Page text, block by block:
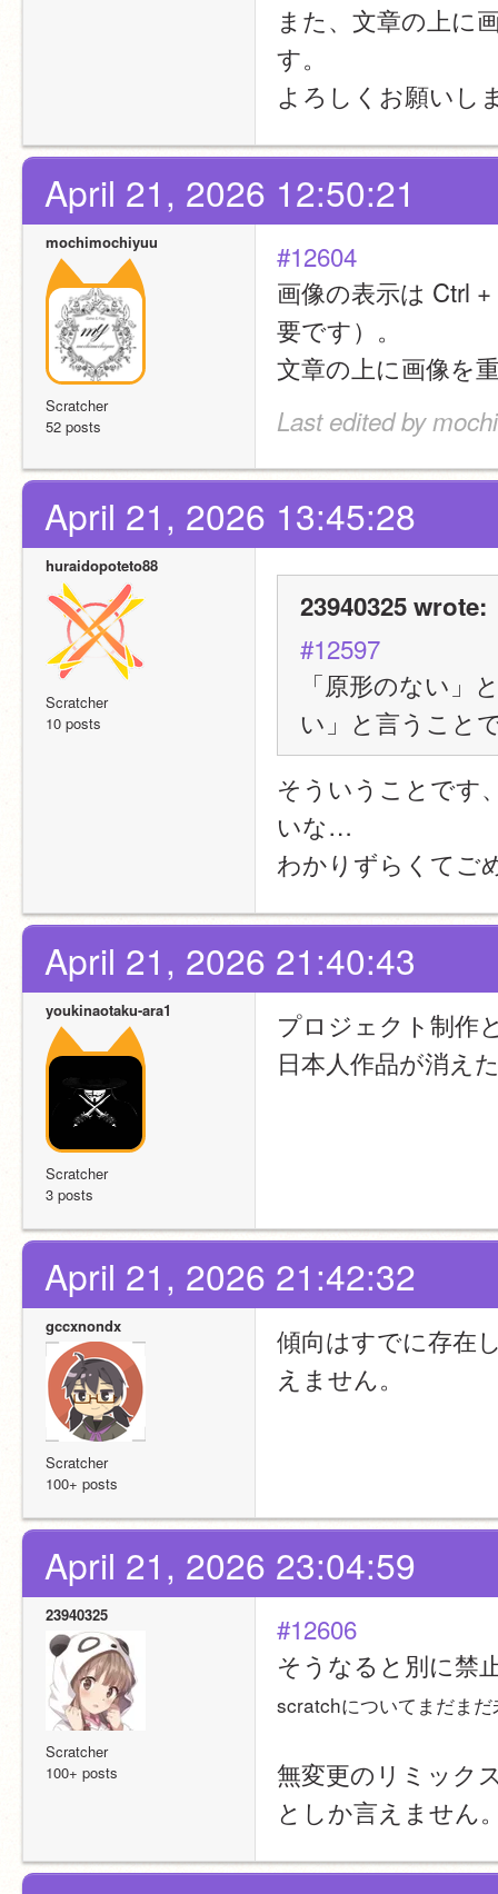
また、文章の上に
す。
よろしくお願いし
April 21, 2026 12:50:21
mochimochiyuu
Scratcher
52 posts
#12604
画像の表示は Ctrl
要です）。
文章の上に画像を
Last edited by
April 21, 2026 13:45:28
huraidopoteto88
Scratcher
10 posts
23940325 wrote:
#12597
「原形のない」
い」と言うこと
そういうことです
いな…
わかりずらくてご
April 21, 2026 21:40:43
youkinaotaku-ara1
Scratcher
3 posts
プロジェクト制作
日本人作品が消え
April 21, 2026 21:42:32
gccxnondx
Scratcher
100+ posts
傾向はすでに存在
えません。
April 21, 2026 23:04:59
23940325
Scratcher
100+ posts
#12606
そうなると別に
scratchについてまだま
無変更のリミック
としか言えません